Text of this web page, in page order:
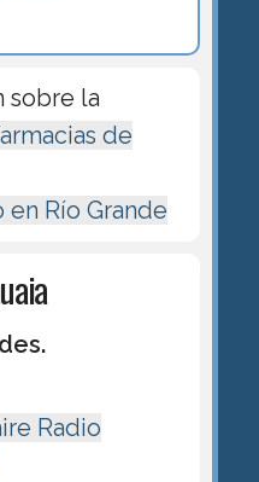
sobre la
de
en Río Grande
Radio